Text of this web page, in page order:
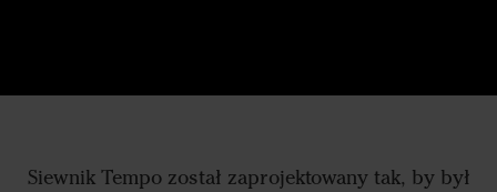
Siewnik Tempo został zaprojektowany tak, by był